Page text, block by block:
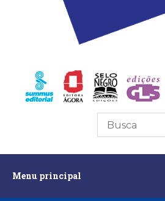
R$0,00
Menu principal
principalAssuntos